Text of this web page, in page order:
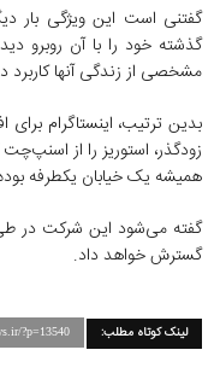
گفتنی است این ویژگی بار
گذشته خود را با آن روبرو
مشخصی از زندگی آنها کاربرد
بدین ترتیب، اینستاگرام
زودگذر، استوریز را از
همیشه یک خیابان یکطرفه
گفته می‌شود این شرکت در طی
گسترش خواهد داد.
لینک کوتاه مطلب: ?p=13540